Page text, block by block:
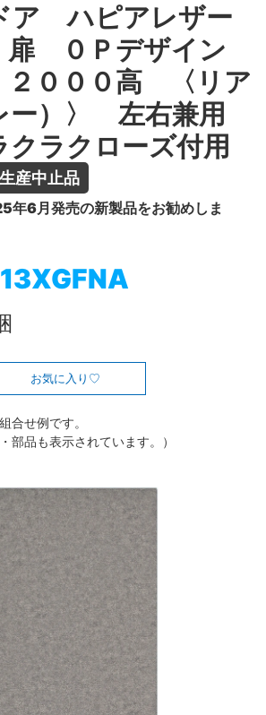
ア ハピアレザー
０Ｐデザイン
０００高 〈リア
ー）〉 左右兼用
ラクローズ付用
産中止品
年6月発売の新製品をお勧めしま
お気に入り
合せ例です。
部品も表示されています。）